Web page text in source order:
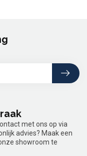
met ons op via
advies? Maak een
showroom te